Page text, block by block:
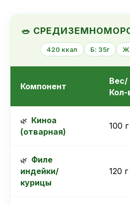
🥗
420 ккал Б: 35г Ж:
Компонент
Вес/
Кол-
Киноа
(отварная)
100 г
Филе
индейки/
курицы
120 г